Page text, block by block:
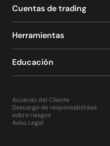
Cuentas de trading
Herramientas
Educación
Acuerdo del Cliente
Descargo de responsabilidad
sobre riesgos
Aviso Legal